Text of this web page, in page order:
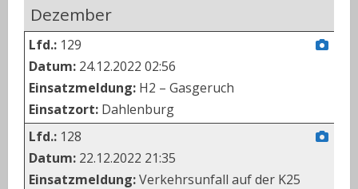
Dezember
Lfd.: 129
Datum: 24.12.2022 02:56
Einsatzmeldung: H2 – Gasgeruch
Einsatzort: Dahlenburg
Lfd.: 128
Datum: 22.12.2022 21:35
Einsatzmeldung:Verkehrsunfall auf der K25